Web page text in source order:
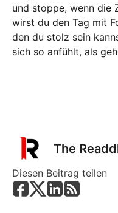
und stoppe, wenn die
wirst du den Tag mit
den du stolz sein
sich so anfühlt, als
The
Diesen Beitrag teilen